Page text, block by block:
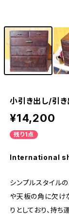
小引き出し/引
¥14,200
残り1点
International
シンプルスタイル
や天板の角に欠け
りとしており、持